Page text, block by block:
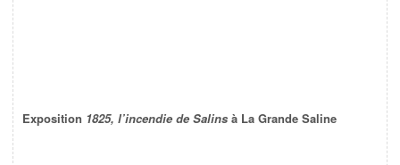
Exposition 1825, l’incendie de Salins à La Grande Saline